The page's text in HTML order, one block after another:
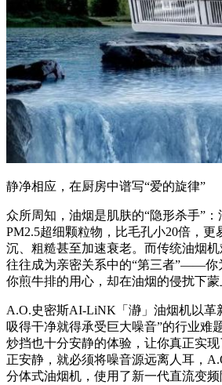
静净相应，在厨房中谱写“爱的旋律”
众所周知，油烟是肌肤的“隐形杀手”
PM2.5超细颗粒物，比毛孔小20倍，更
沉、粗糙甚至加速衰老。而传统油烟机
往往成为亲密关系中的“第三者”——你
你煎牛排的用心，却在油烟的侵扰下蒙
A.O.史密斯AI-LiNK「瀞」油烟机以革
吸得干净就得承受巨大噪音”的行业难
炒挡也十分安静的体验，让你真正实
正安静，就必须将噪音源远离人耳，
分体式油烟机，使用了新一代直流变